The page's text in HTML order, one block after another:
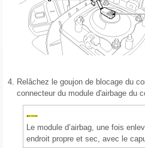
4. Relâchez le goujon de blocage du
connecteur du module d'airbage du
Le module d’airbag, une fois
endroit propre et sec, avec le